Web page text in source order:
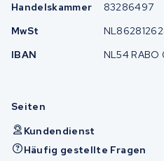
Handelskammer
83286497
MwSt
IBAN
NL54
Seiten
Kundendienst
Häufig gestellte Fragen